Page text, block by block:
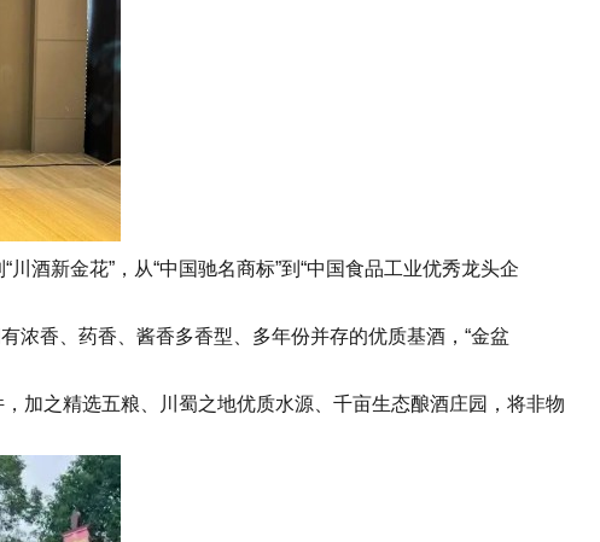
新金花”，从“中国驰名商标”到“中国食品工业优秀龙头企
香、药香、酱香多香型、多年份并存的优质基酒，“金盆
加之精选五粮、川蜀之地优质水源、千亩生态酿酒庄园，将非物